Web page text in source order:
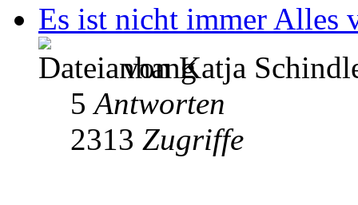
Es ist nicht immer Alles
von Katja
5Antworten
2313 Zugriffe